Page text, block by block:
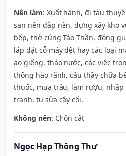
Nên làm: Xuất hành, đi tàu
san nền đắp nền, dựng xây kho
bếp, thờ cúng Táo Thần, đóng
lắp đặt cỗ máy dệt hay các loại
ao giếng, tháo nước, các việc
thông hào rãnh, cầu thầy chữa
thuốc, mua trâu, làm rượu, nhập
tranh, tu sửa cây cối.
Không nên: Chôn cất
Ngọc Hạp Thông Thư